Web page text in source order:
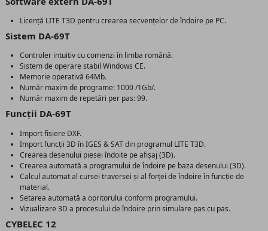
Licență LITE T3D pentru crearea secvențelor de îndoire pe PC.
Sistem DA-69T
Controler intuitiv cu comenzi în limba română.
Sistem de operare stabil Windows CE.
Memorie operativă 64Mb.
Număr maxim de programe: 1000 /1Gb/.
Număr maxim de repetări per pas: 99.
Funcții DA-69T
Import fișiere DXF.
Import funcții 3D în IGES & SAT din programul LITE T3D.
Crearea desenului piesei îndoite pe afișaj (3D).
Crearea automată a programului de îndoire pe baza desenului (3D).
Calcul automat al cursei traversei și al forței de îndoire în funcție de
material.
Setarea automată a opritorului conform programului.
Vizualizare 3D a procesului de îndoire prin simulare pas cu pas.
CYBELEC 12